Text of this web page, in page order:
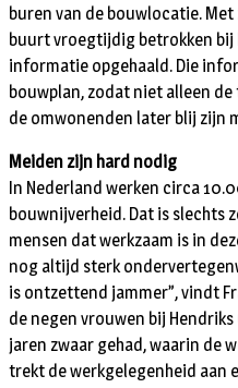
buren van de bouwlocatie.
buurt vroegtijdig betrokken
informatie opgehaald. Die
bouwplan, zodat niet alleen
de omwonenden later blij zijn
Meiden zijn hard nodig
In Nederland werken circa
bouwnijverheid. Dat is slechts
mensen dat werkzaam is in
nog altijd sterk
is ontzettend jammer”, vindt
de negen vrouwen bij
jaren zwaar gehad, waarin de
trekt de werkgelegenheid aan